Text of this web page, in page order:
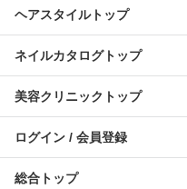
ヘアスタイルトップ
ネイルカタログトップ
美容クリニックトップ
ログイン / 会員登録
総合トップ